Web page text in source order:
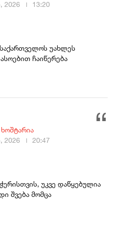
საქართველოს უახლეს
ჩაიწერება
2026
13:20
უკვე დაწყებულია
შვება მომცა
2026
20:47